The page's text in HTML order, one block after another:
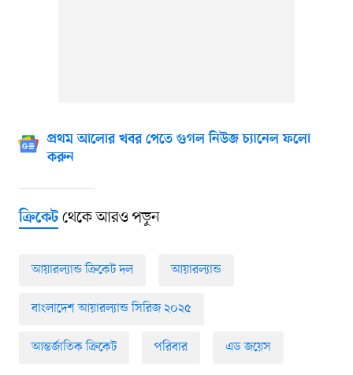
প্রথম আলোর খবর পেতে গুগল নিউজ চ্যানেল ফলো
করুন
ক্রিকেটথেকে আরও পড়ুন
আয়ারল্যান্ড ক্রিকেট দল আয়ারল্যান্ড
বাংলাদেশ আয়ারল্যান্ড সিরিজ ২০২৫
আন্তর্জাতিক ক্রিকেট পরিবার এড জয়েস